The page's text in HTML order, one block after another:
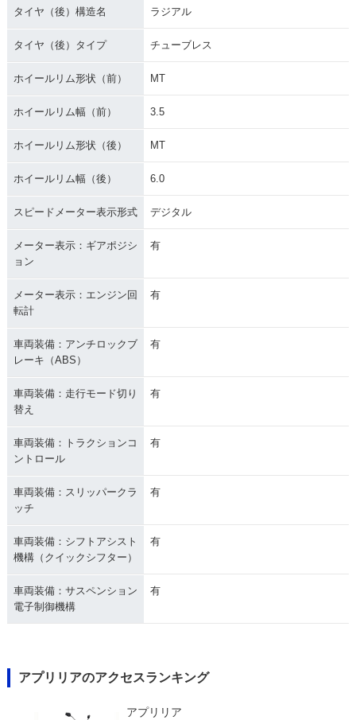
タイヤ（後）構造名 ラジアル
タイヤ（後）タイプ チューブレス
ホイールリム形状（前） MT
ホイールリム幅（前） 3.5
ホイールリム形状（後） MT
ホイールリム幅（後） 6.0
スピードメーター表示形式 デジタル
メーター表示：ギアポジシ
ョン
有
メーター表示：エンジン回
転計
有
車両装備：アンチロックブ
レーキ（ABS）
有
車両装備：走行モード切り
替え
有
車両装備：トラクションコ
ントロール
有
車両装備：スリッパークラ
ッチ
有
車両装備：シフトアシスト
機構（クイックシフター）
有
車両装備：サスペンション
電子制御機構
有
アプリリアのアクセスランキング
アプリリア